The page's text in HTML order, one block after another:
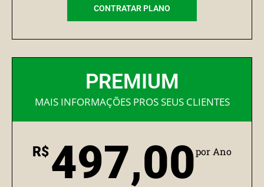
CONTRATAR PLANO
PREMIUM
MAIS INFORMAÇÕES PROS SEUS CLIENTES
R$497,00por Ano